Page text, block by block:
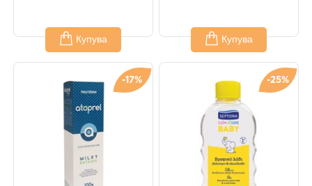
Купува Купува
-17% -25%